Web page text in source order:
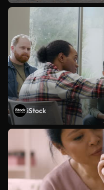
iStock